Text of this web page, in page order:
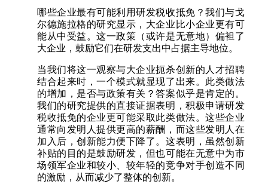
哪些企业最有可能利用研发税收抵免？我们与戈
尔德施拉格的研究显示，大企业比小企业更有可
能从中受益。这一政策（或许是无意地）偏袒了
大企业，鼓励它们在研发支出中占据主导地位。
当我们将这一观察与大企业扼杀创新的人才招聘
结合起来时，一个模式就显现了出来。此类做法
的增加，是否与政策有关？答案似乎是肯定的。
我们的研究提供的直接证据表明，积极申请研发
税收抵免的企业更可能采取此类做法。这些企业
通常向发明人提供更高的薪酬，而这些发明人在
加入后，创新能力便下降了。这表明，虽然创新
补贴的目的是鼓励研发，但也可能在无意中为市
场领军企业和较小、较年轻的竞争对手创造不同
的激励，从而减少了整体的创新。